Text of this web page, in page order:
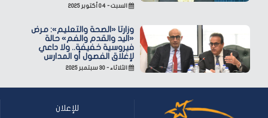
السبت - ٠٤ أكتوبر ٢٠٢٥
وزارتا «الصحة والتعليم»: مرض
«اليد والقدم والفم» حالة
فيروسية خفيفة.. ولا داعي
لإغلاق الفصول أو المدارس
الثلاثاء - ٣٠ سبتمبر ٢٠٢٥
للإعلان